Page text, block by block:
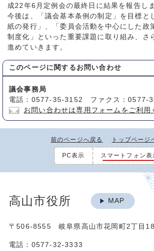
成22年6月定例会の最終日に結果を報告し
今後は、「議会基本条例の制定」を目標と
紙の発行」、「委員会活動を中心にした政
制度化」といった重要課題に取り組み、さ
進めていきます。
このページに関する お問い合わせ
議会事務局
電話：0577-35-3152 ファクス：0577-
お問い合わせは専用フォームをご利用
前のページへ戻る トップページ
PC表示 スマートフォン表
高山市役所 MAP
〒506-8555 岐阜県高山市花岡町2丁目
電話：0577-32-3333